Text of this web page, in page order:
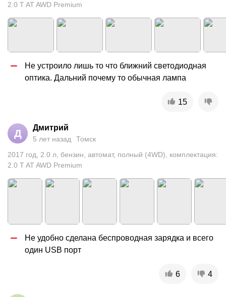
2.0 T AT AWD Premium
Не устроило лишь то что ближний светодиодная
оптика. Дальний почему то обычная лампа
15
Д Дмитрий
5 лет назад
Томск
2017 год 2.0 л бензин автомат, полный (4WD)
комплектация:
2.0 T AT AWD Premium
Не удобно сделана беспроводная зарядка и всего
один USB порт
6 4